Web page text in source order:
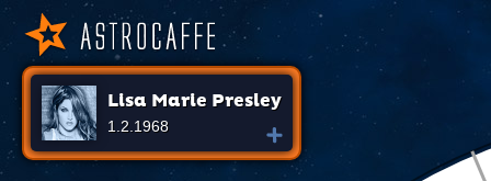
Lisa Marie Presley
1.2.1968